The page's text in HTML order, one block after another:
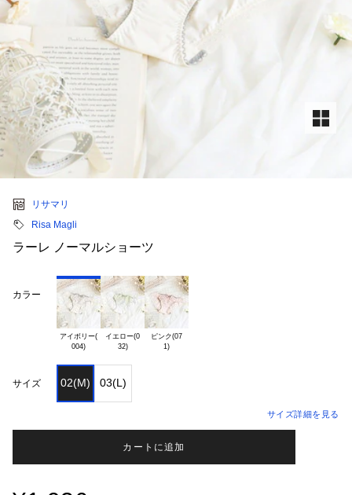
リサマリ
Risa Magli
ラーレ ノーマルショーツ
カラー
アイボリー(
イエロー(0
32)
ピンク(07
サイズ 02(M) 03(L)
サイズ詳細を見る
カートに追加